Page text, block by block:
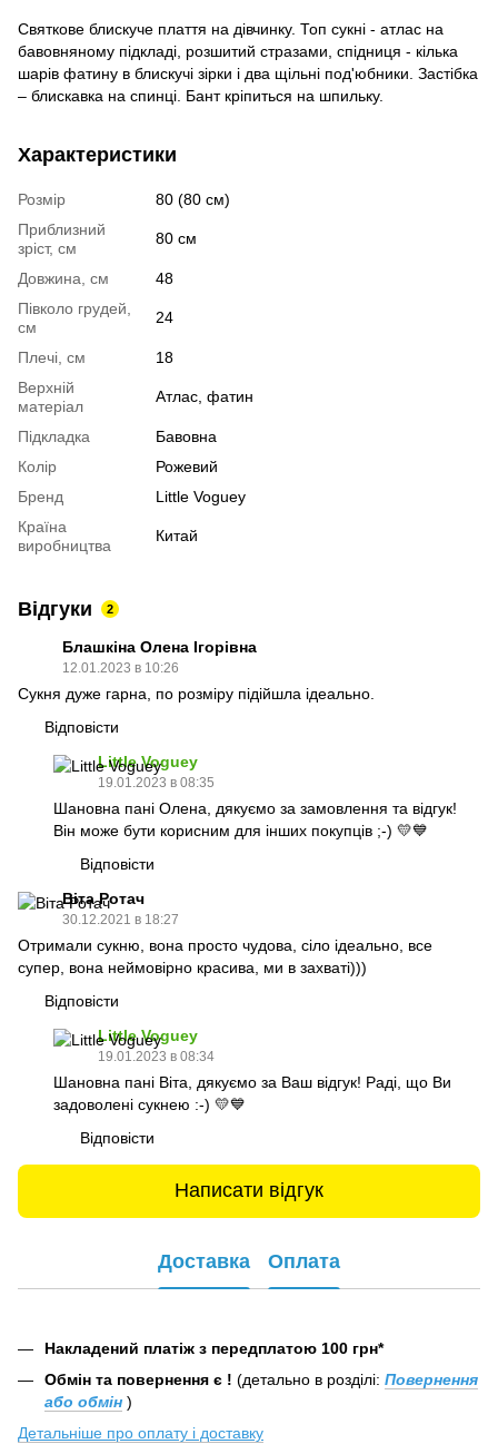
Святкове блискуче плаття на дівчинку. Топ сукні - атлас на
бавовняному підкладі, розшитий стразами, спідниця - кілька
шарів фатину в блискучі зірки і два щільні под'юбники. Застібка
– блискавка на спинці. Бант кріпиться на шпильку.
Характеристики
Розмір
80 (80 см)
Приблизний
зріст, см
80 см
Довжина, см
48
Півколо грудей,
см
24
Плечі, см
18
Верхній
матеріал
Атлас, фатин
Підкладка
Бавовна
Колір
Рожевий
Бренд
Little Voguey
Країна
виробництва
Китай
Відгуки 2
Блашкіна Олена Ігорівна
12.01.2023 в 10:26
Сукня дуже гарна, по розміру підійшла ідеально.
Відповісти
Little Voguey
19.01.2023 в 08:35
Шановна пані Олена, дякуємо за замовлення та відгук!
Він може бути корисним для інших покупців ;-) 💛💙
Відповісти
Віта Ротач
30.12.2021 в 18:27
Отримали сукню, вона просто чудова, сіло ідеально, все
супер, вона неймовірно красива, ми в захваті)))
Відповісти
Little Voguey
19.01.2023 в 08:34
Шановна пані Віта, дякуємо за Ваш відгук! Раді, що Ви
задоволені сукнею :-) 💛💙
Відповісти
Написати відгук
Доставка Оплата
Накладений платіж з передплатою 100 грн*
Обмін та повернення є ! (детально в розділі: Повернення
або обмін )
Детальніше про оплату і доставку